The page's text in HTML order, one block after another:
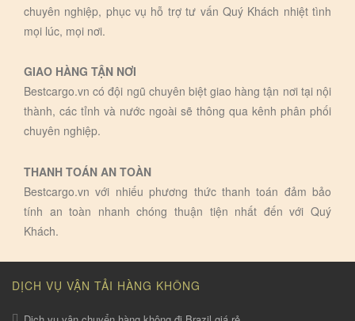
chuyên nghiệp, phục vụ hỗ trợ tư vấn Quý Khách nhiệt tình
mọi lúc, mọi nơi.
GIAO HÀNG TẬN NƠI
Bestcargo.vn có đội ngũ chuyên biệt giao hàng tận nơi tại nội
thành, các tỉnh và nước ngoài sẽ thông qua kênh phân phối
chuyên nghiệp.
THANH TOÁN AN TOÀN
Bestcargo.vn với nhiếu phương thức thanh toán đảm bảo
tính an toàn nhanh chóng thuận tiện nhất đến với Quý
Khách.
DỊCH VỤ VẬN TẢI HÀNG KHÔNG